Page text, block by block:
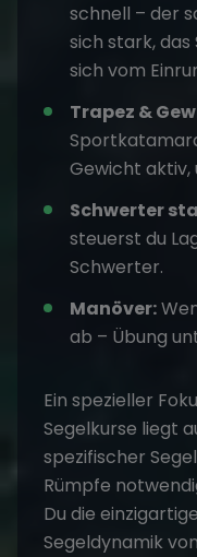
schnell – der
sich stark,
sich vom
Trapez &
Gewicht aktiv,
Schwerter
steuerst du
Schwerter.
Manöver:
ab – Übung
Ein spezieller
Segelkurse liegt
spezifischer
Rümpfe
Du die
Segeldynamik